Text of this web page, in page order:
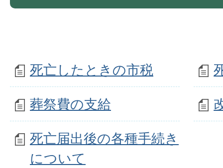
死亡したときの市税
葬祭費の支給
死亡届出後の各種手続き
について